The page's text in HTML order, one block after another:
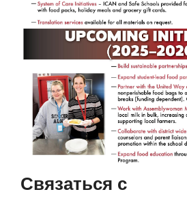
Связаться с